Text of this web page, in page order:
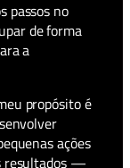
passos no
de forma
a
propósito é
ações
resultados —